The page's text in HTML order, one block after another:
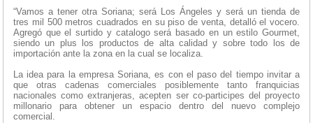
“Vamos a tener otra Soriana; será Los Ángeles y será un tienda de
tres mil 500 metros cuadrados en su piso de venta, detalló el vocero.
Agregó que el surtido y catalogo será basado en un estilo Gourmet,
siendo un plus los productos de alta calidad y sobre todo los de
importación ante la zona en la cual se localiza.
La idea para la empresa Soriana, es con el paso del tiempo invitar a
que otras cadenas comerciales posiblemente tanto franquicias
nacionales como extranjeras, acepten ser co-participes del proyecto
millonario para obtener un espacio dentro del nuevo complejo
comercial.